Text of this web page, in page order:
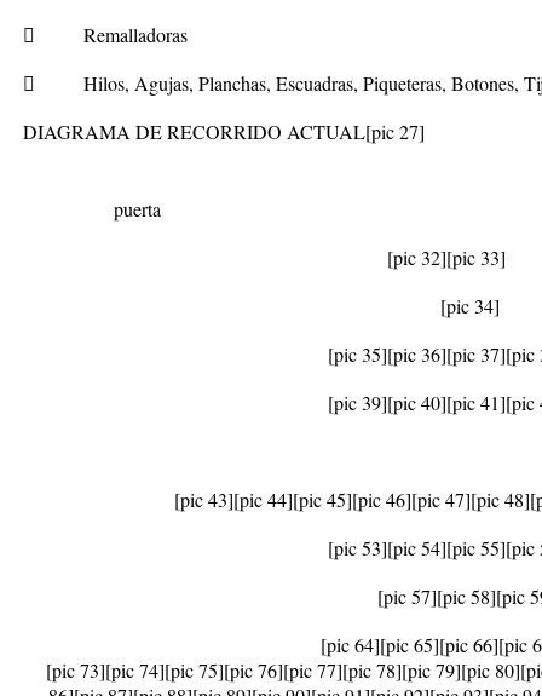
 Remalladoras
 Hilos, Agujas, Planchas, Escuadras, Piqueteras, Botones,
DIAGRAMA DE RECORRIDO ACTUAL[pic 27]
puerta
[pic 32][pic 33]
[pic 34]
[pic 35][pic 36][pic 37][pic
[pic 39][pic 40][pic 41][pic
[pic 43][pic 44][pic 45][pic 46][pic 47][pic 48]
[pic 53][pic 54][pic 55][pic
[pic 57][pic 58][pic
[pic 64][pic 65][pic 66][pic
[pic 73][pic 74][pic 75][pic 76][pic 77][pic 78][pic 79][pic 80]